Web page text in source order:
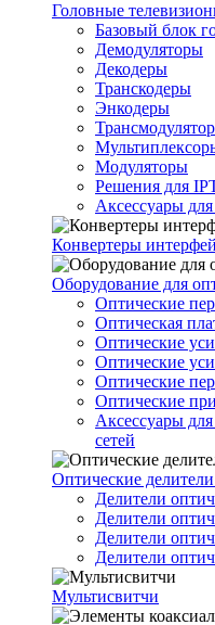
Головные
Базовый блок
Демодуляторы
Декодеры
Транскодеры
Энкодеры
Модуляторы
Решения для
Аксессуары
Конвертеры
Оборудование для
Оптические
Оптическая
Оптические
Оптические
Оптические
Оптические
Аксессуары
сетей
Оптические
Делители
Делители
Делители
Делители
Мультисвитчи